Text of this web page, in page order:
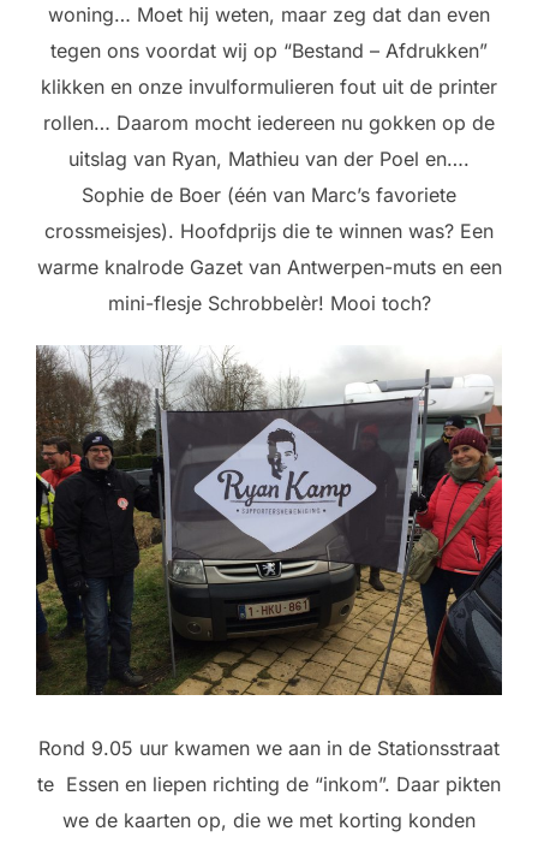
woning… Moet hij weten, maar zeg dat dan even
tegen ons voordat wij op “Bestand – Afdrukken”
klikken en onze invulformulieren fout uit de printer
rollen… Daarom mocht iedereen nu gokken op de
uitslag van Ryan, Mathieu van der Poel en….
Sophie de Boer (één van Marc’s favoriete
crossmeisjes). Hoofdprijs die te winnen was? Een
warme knalrode Gazet van Antwerpen-muts en een
mini-flesje Schrobbelèr! Mooi toch?
Rond 9.05 uur kwamen we aan in de Stationsstraat
te Essen en liepen richting de “inkom”. Daar pikten
we de kaarten op, die we met korting konden